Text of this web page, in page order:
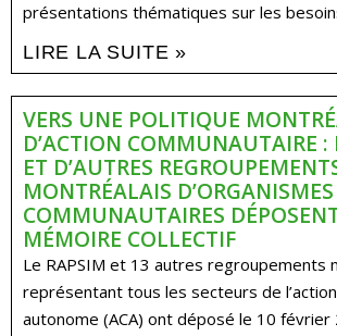
présentations thématiques sur les
LIRE LA SUITE »
VERS UNE POLITIQUE
D’ACTION COMMUNAUTAIRE :
ET D’AUTRES
MONTRÉALAIS D’ORGANISMES
COMMUNAUTAIRES
MÉMOIRE COLLECTIF
Le RAPSIM et 13 autres regroupements
représentant tous les secteurs de
autonome (ACA) ont déposé le 10 février